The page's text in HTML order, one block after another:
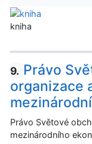
kniha
9. Právo
organizace
Právo Světové
mezinárodního